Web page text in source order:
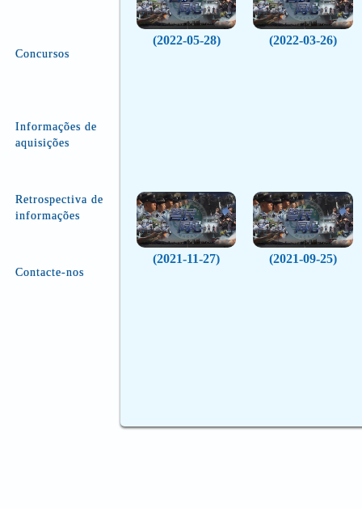
Concursos
Informações de
aquisições
Retrospectiva de
informações
Contacte-nos
(2022-05-28) (2022-03-26)
(2021-11-27) (2021-09-25)